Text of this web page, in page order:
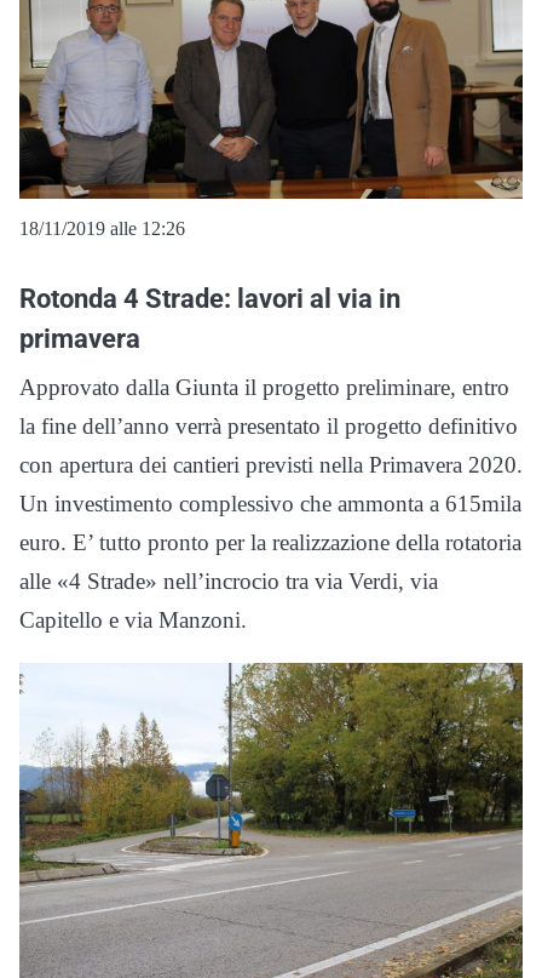
18/11/2019 alle 12:26
Rotonda 4 Strade: lavori al via in
primavera
Approvato dalla Giunta il progetto preliminare, entro
la fine dell’anno verrà presentato il progetto definitivo
con apertura dei cantieri previsti nella Primavera 2020.
Un investimento complessivo che ammonta a 615mila
euro. E’ tutto pronto per la realizzazione della rotatoria
alle «4 Strade» nell’incrocio tra via Verdi, via
Capitello e via Manzoni.